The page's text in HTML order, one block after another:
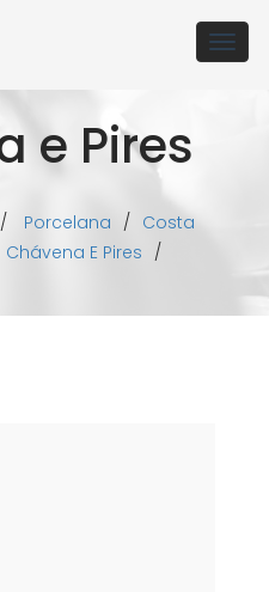
e Pires
/ Porcelana / Costa
Chávena E Pires /